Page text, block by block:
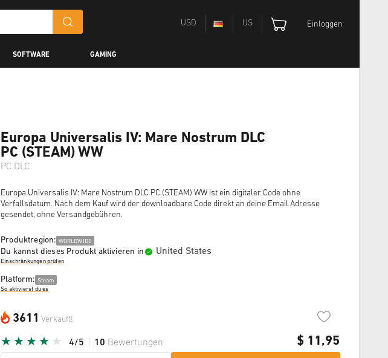
USD US Einloggen
SOFTWARE GAMING
Europa Universalis IV: Mare Nostrum DLC
PC (STEAM) WW
PC DLC
Europa Universalis IV: Mare Nostrum DLC PC (STEAM) WW ist ein digitaler Code ohne
Verfallsdatum. Nach dem Kauf wird der downloadbare Code direkt an deine Email Adresse
gesendet, ohne Versandgebühren.
Produktregion: WORLDWIDE
Du kannst dieses Produkt aktivieren in United States
Einschränkungen prüfen
Platform: Steam
So aktivierst du es
3611 Verkauft!
$ 11,95
4/5 10 Bewertungen